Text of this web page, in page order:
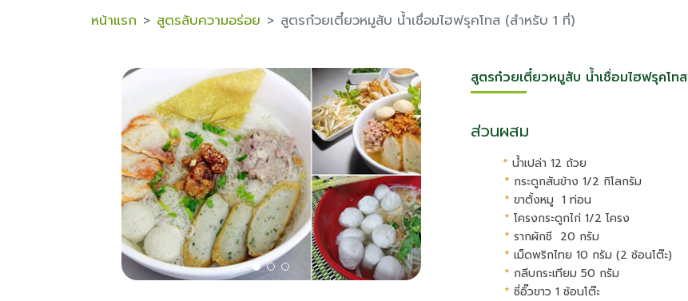
หน้าแรก สูตรลับความอร่อย สูตรก๋วยเตี๋ยวหมูสับ น้ำเชื่อมไฮฟรุคโทส (สำหรับ 1 ที่)
สูตรก๋วยเตี๋ยวหมูสับ น้ำเชื่อมไฮฟรุคโท
ส่วนผสม
* น้ำเปล่า 12 ถ้วย
* กระดูกสันข้าง 1/2 กิโลกรัม
* ขาตั้งหมู 1 ท่อน
* โครงกระดูกไก่ 1/2 โครง
* รากผักชี 20 กรัม
* เม็ดพริกไทย 10 กรัม (2 ช้อนโต๊ะ)
* กลีบกระเทียม 50 กรัม
* ซี่อิ๊วขาว 1 ช้อนโต๊ะ